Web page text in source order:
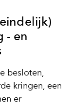
- en
besloten,
kringen, een
er